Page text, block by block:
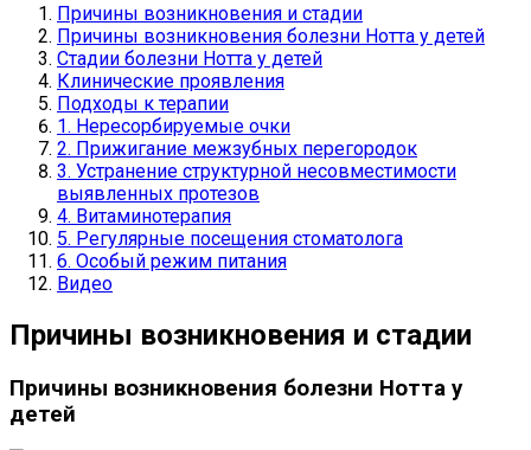
Причины возникновения и стадии
Причины возникновения болезни Нотта у детей
Стадии болезни Нотта у детей
Клинические проявления
Подходы к терапии
1. Нересорбируемые очки
2. Прижигание межзубных перегородок
3. Устранение структурной несовместимости
выявленных протезов
4. Витаминотерапия
5. Регулярные посещения стоматолога
6. Особый режим питания
Видео
Причины возникновения и стадии
Причины возникновения болезни Нотта у
детей